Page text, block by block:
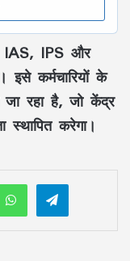
IAS, IPS और
इसे कर्मचारियों के
जा रहा है, जो केंद्र
करेगा।
WhatsAppTelegram